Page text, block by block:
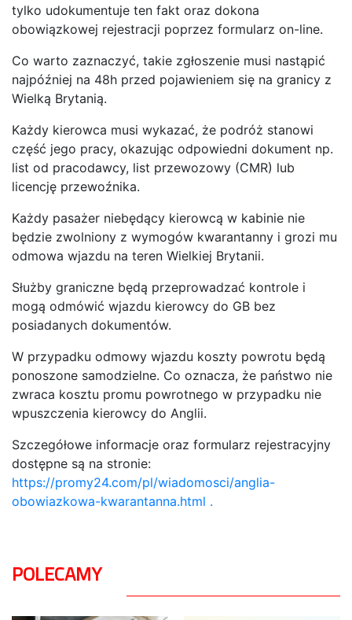
tylko udokumentuje ten fakt oraz dokona
obowiązkowej rejestracji poprzez formularz on-line.
Co warto zaznaczyć, takie zgłoszenie musi nastąpić
najpóźniej na 48h przed pojawieniem się na granicy z
Wielką Brytanią.
Każdy kierowca musi wykazać, że podróż stanowi
część jego pracy, okazując odpowiedni dokument np.
list od pracodawcy, list przewozowy (CMR) lub
licencję przewoźnika.
Każdy pasażer niebędący kierowcą w kabinie nie
będzie zwolniony z wymogów kwarantanny i grozi mu
odmowa wjazdu na teren Wielkiej Brytanii.
Służby graniczne będą przeprowadzać kontrole i
mogą odmówić wjazdu kierowcy do GB bez
posiadanych dokumentów.
W przypadku odmowy wjazdu koszty powrotu będą
ponoszone samodzielne. Co oznacza, że państwo nie
zwraca kosztu promu powrotnego w przypadku nie
wpuszczenia kierowcy do Anglii.
Szczegółowe informacje oraz formularz rejestracyjny
dostępne są na stronie:
https://promy24.com/pl/wiadomosci/anglia-
obowiazkowa-kwarantanna.html .
POLECAMY